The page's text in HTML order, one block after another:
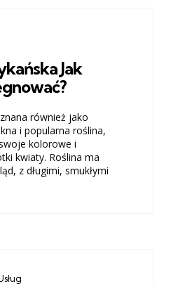
Jak
również jako
i popularna roślina,
kolorowe i
kwiaty. Roślina ma
z długimi, smukłymi